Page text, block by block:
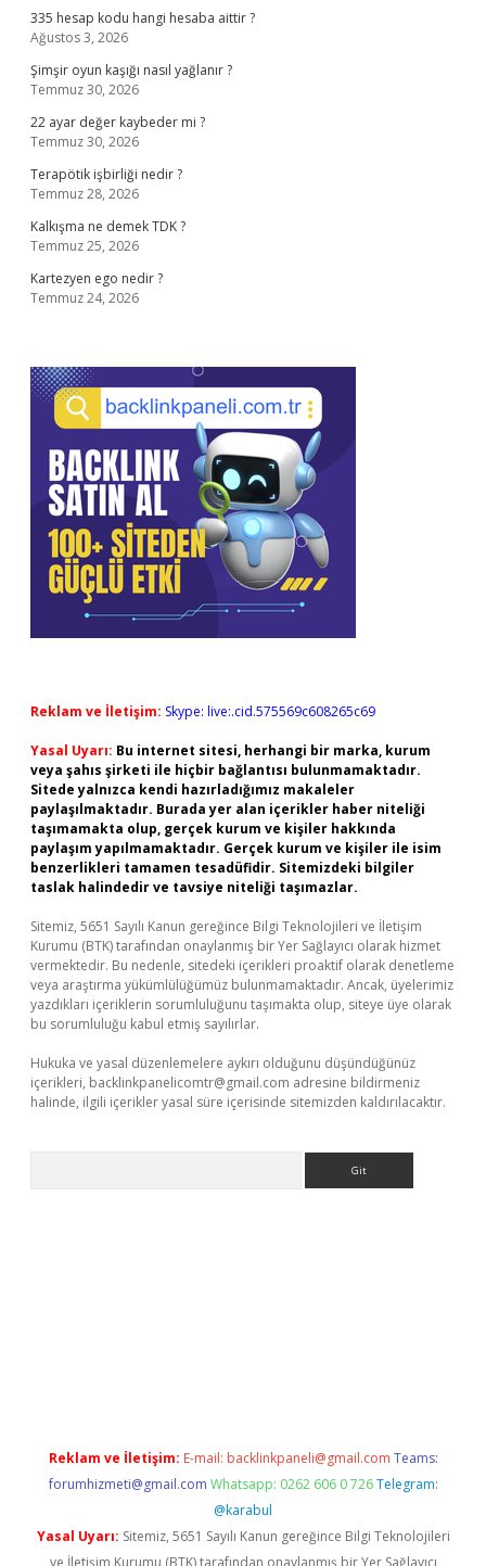
335 hesap kodu hangi hesaba aittir ?
Ağustos 3, 2026
Şimşir oyun kaşığı nasıl yağlanır ?
Temmuz 30, 2026
22 ayar değer kaybeder mi ?
Temmuz 30, 2026
Terapötik işbirliği nedir ?
Temmuz 28, 2026
Kalkışma ne demek TDK ?
Temmuz 25, 2026
Kartezyen ego nedir ?
Temmuz 24, 2026
Reklam ve İletişim: Skype: live:.cid.575569c608265c69
Yasal Uyarı: Bu internet sitesi, herhangi bir marka, kurum
veya şahıs şirketi ile hiçbir bağlantısı bulunmamaktadır.
Sitede yalnızca kendi hazırladığımız makaleler
paylaşılmaktadır. Burada yer alan içerikler haber niteliği
taşımamakta olup, gerçek kurum ve kişiler hakkında
paylaşım yapılmamaktadır. Gerçek kurum ve kişiler ile isim
benzerlikleri tamamen tesadüfidir. Sitemizdeki bilgiler
taslak halindedir ve tavsiye niteliği taşımazlar.
Sitemiz, 5651 Sayılı Kanun gereğince Bilgi Teknolojileri ve İletişim
Kurumu (BTK) tarafından onaylanmış bir Yer Sağlayıcı olarak hizmet
vermektedir. Bu nedenle, sitedeki içerikleri proaktif olarak denetleme
veya araştırma yükümlülüğümüz bulunmamaktadır. Ancak, üyelerimiz
yazdıkları içeriklerin sorumluluğunu taşımakta olup, siteye üye olarak
bu sorumluluğu kabul etmiş sayılırlar.
Hukuka ve yasal düzenlemelere aykırı olduğunu düşündüğünüz
içerikleri, backlinkpanelicomtr@gmail.com adresine bildirmeniz
halinde, ilgili içerikler yasal süre içerisinde sitemizden kaldırılacaktır.
Reklam ve İletişim: E-mail: backlinkpaneli@gmail.com Teams:
forumhizmeti@gmail.com Whatsapp: 0262 606 0 726 Telegram:
@karabul
Yasal Uyarı: Sitemiz, 5651 Sayılı Kanun gereğince Bilgi Teknolojileri
ve İletişim Kurumu (BTK) tarafından onaylanmış bir Yer Sağlayıcı